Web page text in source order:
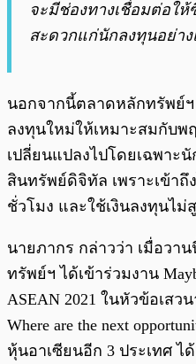
จะมีช่องทางเชื่อมต่อใ
สะดวกแก่นักลงทุนอย่า
นอกจากนี้ตลาดหลักทรัพย์
ลงทุนใหม่ให้เหมาะสมกับ
เปลี่ยนแปลงไปโดยเฉพาะ
สินทรัพย์ดิจิทัล เพราะเข้า
ชั่วโมง และใช้เงินลงทุนไม่
นายภากร กล่าวว่า เมื่อวา
ทรัพย์ฯ ได้เข้าร่วมงาน
ASEAN 2021 ในหัวข้อเสวน
Where are the next
หุ้นอาเซียนอีก 3 ประเทศ